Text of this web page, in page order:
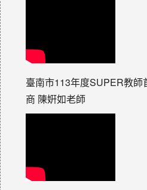
臺南市113年度SUPER教師
商 陳姸如老師